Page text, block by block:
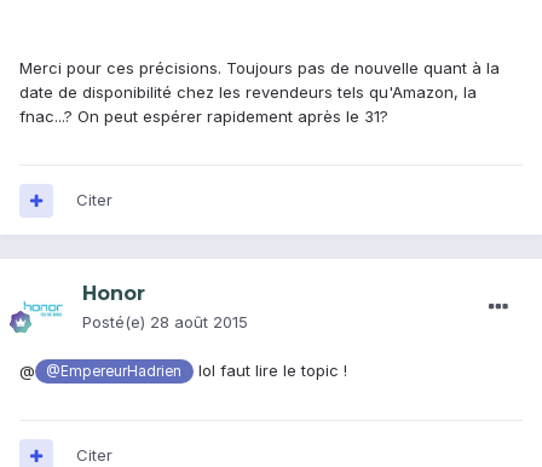
Merci pour ces précisions. Toujours pas de nouvelle quant à la
date de disponibilité chez les revendeurs tels qu'Amazon, la
fnac...? On peut espérer rapidement après le 31?
Citer
Honor
Posté(e) 28 août 2015
@ @EmpereurHadrien lol faut lire le topic !
Citer